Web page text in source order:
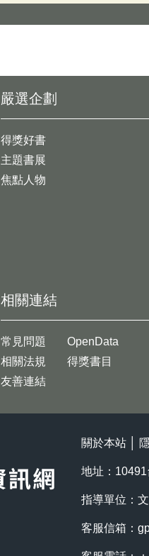
嚴選企劃
得獎好書
主題書展
焦點人物
相關連結
常見問題
相關法規
友善連結
OpenData
得獎書目
關於本站
地址：
指導單位：
客服信箱：